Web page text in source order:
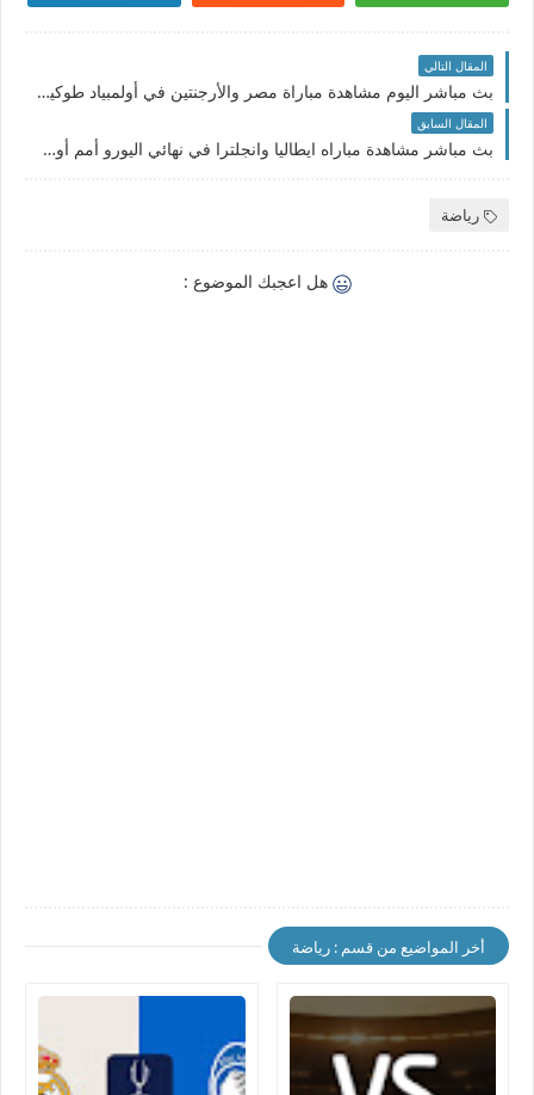
المقال التالي
بث مباشر اليوم مشاهدة مباراة مصر والأرجنتين في أولمبياد طوكيو 2021 والقنوات الناقلة
المقال السابق
بث مباشر مشاهدة مباراه ايطاليا وانجلترا في نهائي اليورو أمم أوروبا 2020 والقنوات الناقلة والتشكيل المتوقع
رياضة
هل اعجبك الموضوع :
أخر المواضيع من قسم : رياضة